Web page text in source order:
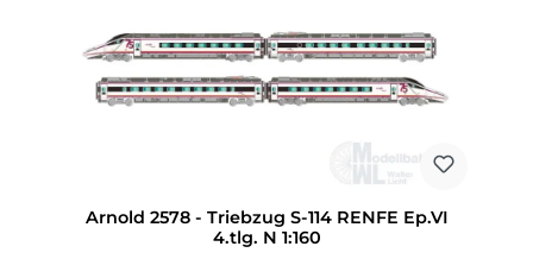
Arnold 2578 - Triebzug S-114 RENFE Ep.VI
4.tlg. N 1:160